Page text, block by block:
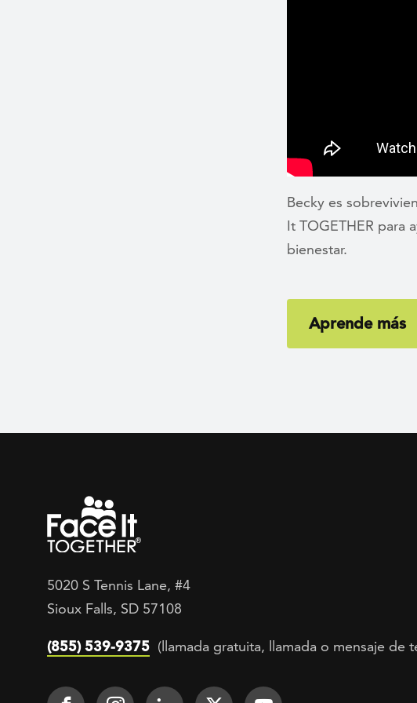
Becky es
It TOGETHER para
bienestar.
Aprende más
5020 S Tennis Lane, #4
Sioux Falls, SD 57108
(855) 539-9375 (llamada gratuita, llamada o mensaje de